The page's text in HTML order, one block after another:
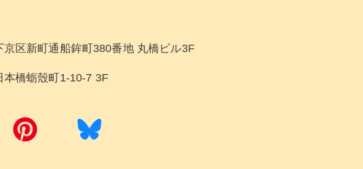
区新町通船鉾町380番地 丸橋ビル3F
橋蛎殼町1-10-7 3F